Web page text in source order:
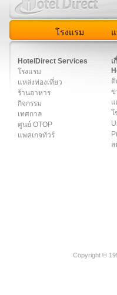
โรงแรม
HotelDirect Services
โรงแรม
แหล่งท่องเที่ยว
ร้านอาหาร
กิจกรรม
เทศกาล
ศูนย์ OTOP
แพคเกจทัวร์
เ
ติ
ข่
แ
โ
Copyright ©